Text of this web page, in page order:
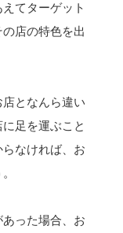
てターゲット
店の特色を出
となんら違い
足を運ぶこと
なければ、お
った場合、お